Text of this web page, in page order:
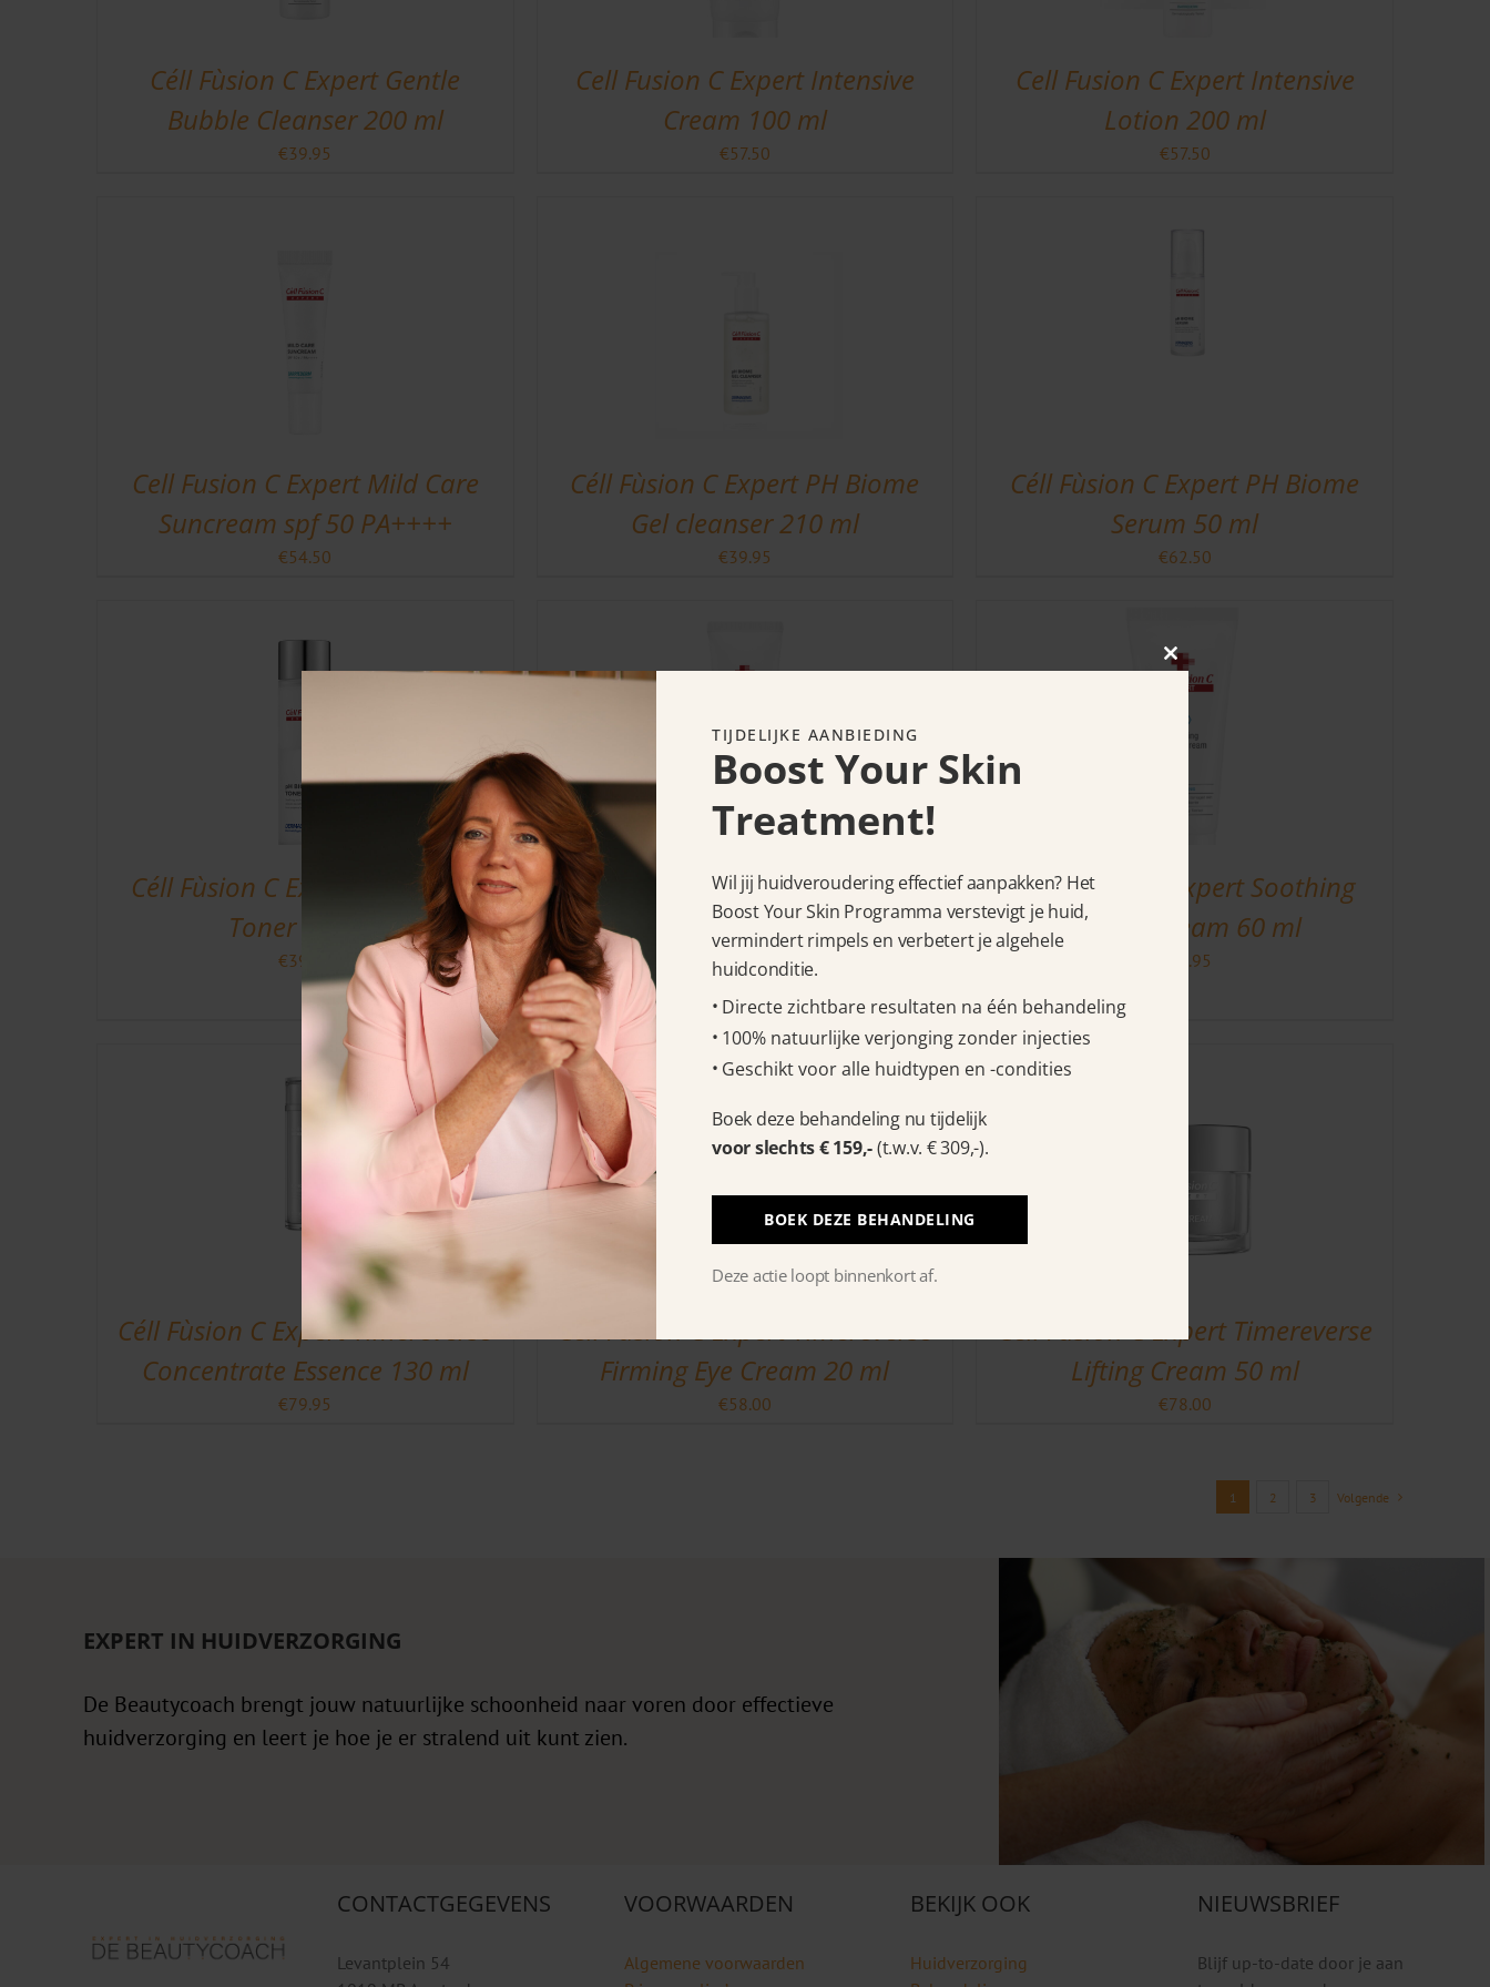
Céll Fùsion C Expert Gentle
Bubble Cleanser 200 ml
€39.95
Cell Fusion C Expert Intensive
Cream 100 ml
€57.50
Cell Fusion C Expert Intensive
Lotion 200 ml
€57.50
Cell Fusion C Expert Mild Care
Suncream spf 50 PA++++
€54.50
Céll Fùsion C Expert PH Biome
Gel cleanser 210 ml
€39.95
Céll Fùsion C Expert PH Biome
Serum 50 ml
€62.50
Céll Fùsion C Expert PH Biome
Toner 150 ml
€39.95
Céll Fùsion C Expert Rejuve
Sunscreen 100/ SPF 50+/
PA++++ 50 ml
€59.50
Céll Fùsion C Expert Soothing
Repair Cream 60 ml
39.95
Céll Fùsion C Expert Timereverse
Concentrate Essence 130 ml
€79.95
Céll Fùsion C Expert Timereverse
Firming Eye Cream 20 ml
€58.00
Céll Fùsion C Expert Timereverse
Lifting Cream 50 ml
€78.00
1 2 3 Volgende
EXPERT IN HUIDVERZORGING
De Beautycoach brengt jouw natuurlijke schoonheid naar voren door effectieve
huidverzorging en leert je hoe je er stralend uit kunt zien.
CONTACTGEGEVENS
Levantplein 54
VOORWAARDEN
Algemene voorwaarden
BEKIJK OOK
Huidverzorging
NIEUWSBRIEF
Blijf up-to-date door je aan
Close
this
TIJDELIJKE AANBIEDING
Boost Your Skin
Treatment!
Wil jij huidveroudering effectief aanpakken? Het
Boost Your Skin Programma verstevigt je huid,
vermindert rimpels en verbetert je algehele
huidconditie.
Directe zichtbare resultaten na één behandeling
100% natuurlijke verjonging zonder injecties
Geschikt voor alle huidtypen en -condities
Boek deze behandeling nu tijdelijk
voor slechts € 159,-(t.w.v. € 309,-).
BOEK DEZE BEHANDELING
Deze actie loopt binnenkort af.